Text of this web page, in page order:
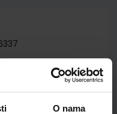
O nama
KNJIGA d.d.
Hrlec Sambolek
Rešetar